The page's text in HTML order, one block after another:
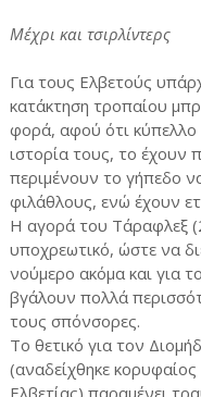
Μέχρι και τσιρλίντερς
Για τους Ελβετούς
κατάκτηση τροπαίου
φορά, αφού ότι κύπελλο
ιστορία τους, το έχουν
περιμένουν το γήπεδο
φιλάθλους, ενώ έχουν
Η αγορά του Τάραφλεξ
υποχρεωτικό, ώστε να
νούμερο ακόμα και για
βγάλουν πολλά
τους σπόνσορες.
Το θετικό για τον
(αναδείχθηκε
Ελβετίας) παραμένει